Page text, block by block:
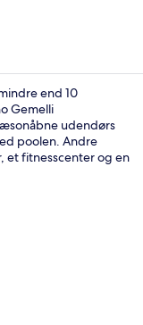
end 10
Gemelli
udendørs
poolen. Andre
et fitnesscenter og en